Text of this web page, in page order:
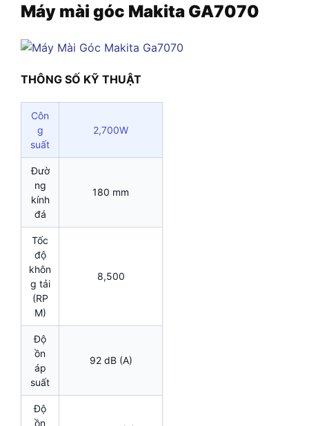
Máy mài góc Makita GA7070
THÔNG SỐ KỸ THUẬT
Côn
g
suất
2,700W
Đườ
ng
kính
đá
180 mm
Tốc
độ
khôn
g tải
(RP
M)
8,500
Độ
ồn
áp
suất
92 dB (A)
Độ
ồn